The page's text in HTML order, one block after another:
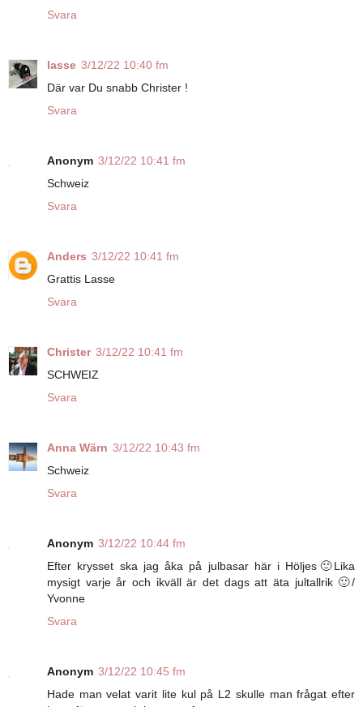
Svara
lasse 3/12/22 10:40 fm
Där var Du snabb Christer !
Svara
Anonym 3/12/22 10:41 fm
Schweiz
Svara
Anders 3/12/22 10:41 fm
Grattis Lasse
Svara
Christer 3/12/22 10:41 fm
SCHWEIZ
Svara
Anna Wärn 3/12/22 10:43 fm
Schweiz
Svara
Anonym 3/12/22 10:44 fm
Efter krysset ska jag åka på julbasar här i Höljes🙂Lika
mysigt varje år och ikväll är det dags att äta jultallrik 🙂/
Yvonne
Svara
Anonym 3/12/22 10:45 fm
Hade man velat varit lite kul på L2 skulle man frågat efter